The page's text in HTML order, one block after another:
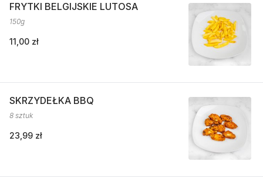
FRYTKI BELGIJSKIE LUTOSA
150g
11,00 zł
SKRZYDEŁKA BBQ
8 sztuk
23,99 zł